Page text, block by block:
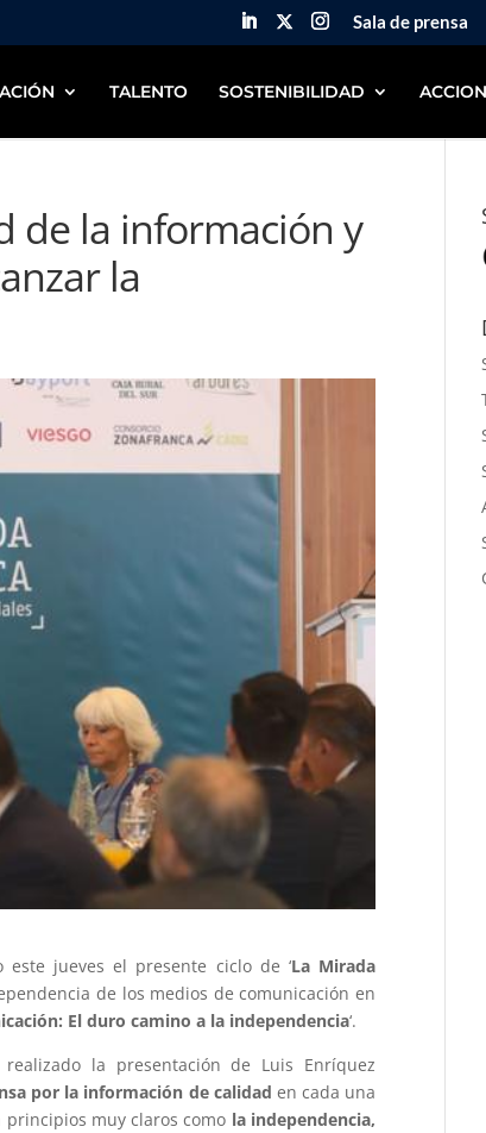
Sala de prensa
TALENTO SOSTENIBILIDAD
de la información y
la
este jueves el presente ciclo de ‘La Mirada
de los medios de comunicación en
El duro camino a la independencia‘.
la presentación de Luis Enríquez
por la información de calidad en cada una
muy claros como la independencia,